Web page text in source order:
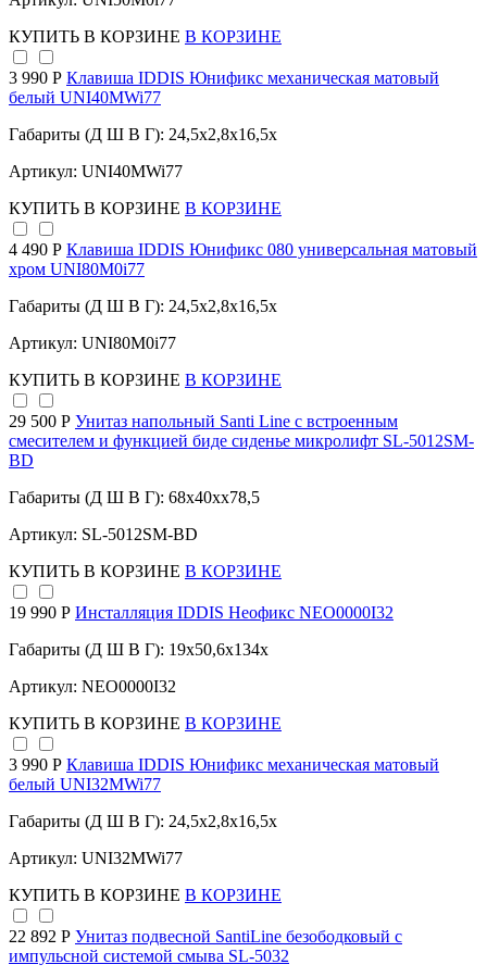
КУПИТЬ В КОРЗИНЕ В КОРЗИНЕ
3 990 Р Клавиша IDDIS Юнификс механическая матовый
белый UNI40MWi77
Габариты (Д Ш В Г): 24,5x2,8x16,5x
Артикул: UNI40MWi77
КУПИТЬ В КОРЗИНЕ В КОРЗИНЕ
4 490 Р Клавиша IDDIS Юнификс 080 универсальная матовый
хром UNI80M0i77
Габариты (Д Ш В Г): 24,5x2,8x16,5x
Артикул: UNI80M0i77
КУПИТЬ В КОРЗИНЕ В КОРЗИНЕ
29 500 Р Унитаз напольный Santi Line с встроенным
смесителем и функцией биде сиденье микролифт SL-5012SM-
BD
Габариты (Д Ш В Г): 68x40xx78,5
Артикул: SL-5012SM-BD
КУПИТЬ В КОРЗИНЕ В КОРЗИНЕ
19 990 Р Инсталляция IDDIS Неофикс NEO0000I32
Габариты (Д Ш В Г): 19x50,6x134x
Артикул: NEO0000I32
КУПИТЬ В КОРЗИНЕ В КОРЗИНЕ
3 990 Р Клавиша IDDIS Юнификс механическая матовый
белый UNI32MWi77
Габариты (Д Ш В Г): 24,5x2,8x16,5x
Артикул: UNI32MWi77
КУПИТЬ В КОРЗИНЕ В КОРЗИНЕ
22 892 Р Унитаз подвесной SantiLine безободковый с
импульсной системой смыва SL-5032